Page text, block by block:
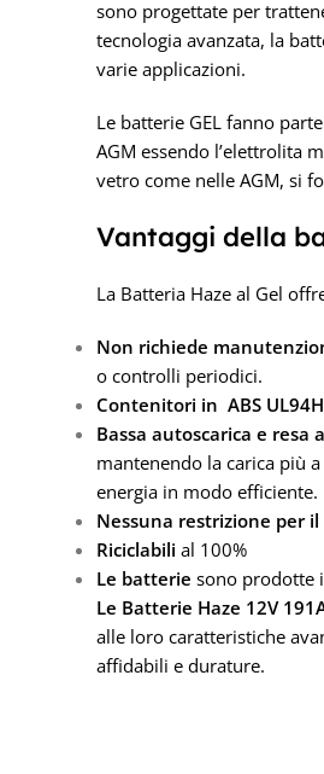
sono progettate per
tecnologia avanzata, la
varie applicazioni.
Le batterie GEL fanno
AGM essendo l’elettrolita
vetro come nelle AGM, si
Vantaggi della
La Batteria Haze al Gel
Non richiede
o controlli periodici.
Contenitori in ABS
Bassa autoscarica e resa
mantenendo la carica più
energia in modo efficiente.
Nessuna restrizione per
Riciclabili al 100%
Le batterie sono prodotte
Le Batterie Haze 12V
alle loro caratteristiche
affidabili e durature.